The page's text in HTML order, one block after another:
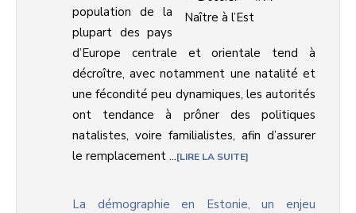
population de la
plupart des pays
d’Europe centrale et orientale tend à
décroître, avec notamment une natalité et
une fécondité peu dynamiques, les autorités
ont tendance à prôner des politiques
natalistes, voire familialistes, afin d’assurer
le remplacement ... LIRE LA SUITE
La démographie en Estonie, un enjeu